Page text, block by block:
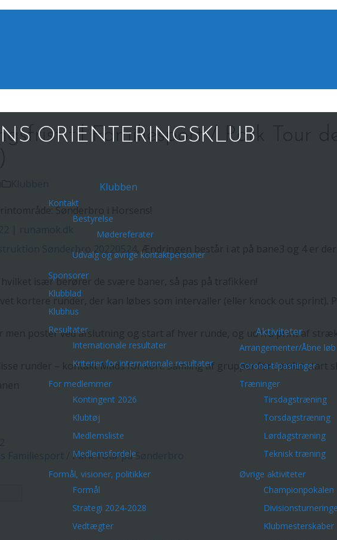
ORIENTERINGSKLUB
Klubben
Kontakt
Bestyrelse
Mødereferater
Udvalg og øvrige kontaktpersoner
Sponsorer
Klubblad
Klubhus
Resultater
Internationale resultater
Kriterier for internationale resultater
For medlemmer
Kontingent 2026
Klubtøj
Medlemsliste
Medlemsfordele
Formål, visioner, politikker
Formål
Strategi 2024-2028
Vedtægter
Aktiviteter
Arrangementer/Åbne løb
Corona-tilpasninger
Træninger
Tirsdagstræning
Torsdagstræning
Lørdagstræning
Teknisk træning
Øvrige aktiviteter
Championpokalen
Klubmesterskaber
til Familiesport / Park Tour
Sønderbro i Horsens!
Sønderbro 20220524
, Ændringen består i at på bane3 og 4 er
især berører de svære baner, så pas på trafikken!
kortere runder, der kan løbes som intervaller (eller knock out sprint).
men poster ved afslutning og start af hver runde, og ud fra print af
runder – kontakt Mads for kort. Samling af grupper for samlet start
Familiesport / Park Tour på Sønderbro